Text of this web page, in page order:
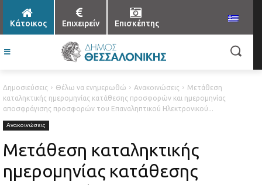
Κάτοικος Επιχειρείν Επισκέπτης
Δημοσιεύσεις Θέλω να ενημερωθώ Ανακοινώσεις
Μετάθεση
καταληκτικής ημερομηνίας κατάθεσης προσφορών και ημερομηνίας
αποσφράγισης προσφορών του Επαναληπτικού Ηλεκτρονικού...
Ανακοινώσεις
Μετάθεση καταληκτικής
ημερομηνίας κατάθεσης